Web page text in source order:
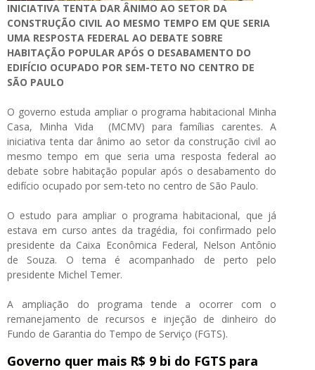
INICIATIVA TENTA DAR ÂNIMO AO SETOR DA
CONSTRUÇÃO CIVIL AO MESMO TEMPO EM QUE SERIA
UMA RESPOSTA FEDERAL AO DEBATE SOBRE
HABITAÇÃO POPULAR APÓS O DESABAMENTO DO
EDIFÍCIO OCUPADO POR SEM-TETO NO CENTRO DE
SÃO PAULO
O governo estuda ampliar o programa habitacional Minha
Casa, Minha Vida (MCMV) para famílias carentes. A
iniciativa tenta dar ânimo ao setor da construção civil ao
mesmo tempo em que seria uma resposta federal ao
debate sobre habitação popular após o desabamento do
edifício ocupado por sem-teto no centro de São Paulo.
O estudo para ampliar o programa habitacional, que já
estava em curso antes da tragédia, foi confirmado pelo
presidente da Caixa Econômica Federal, Nelson Antônio
de Souza. O tema é acompanhado de perto pelo
presidente Michel Temer.
A ampliação do programa tende a ocorrer com o
remanejamento de recursos e injeção de dinheiro do
Fundo de Garantia do Tempo de Serviço (FGTS).
Governo quer mais R$ 9 bi do FGTS para